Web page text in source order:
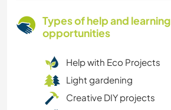
Types of help and learning
opportunities
Help with Eco Projects
Light gardening
Creative DIY projects